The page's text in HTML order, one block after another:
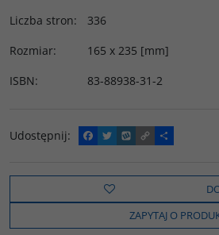
Liczba stron:
336
Rozmiar:
165 x 235 [mm]
ISBN: 83-88938-31-2
Udostępnij:
F
a
e
o
k
T
w
t
t
e
W
y
o
C
o
y
i
n
k
P
o
z
e
l
s
ZAPYTAJ O